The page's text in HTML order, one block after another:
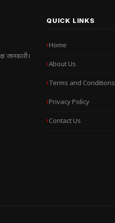
जानकारी।
QUICK LINKS
Home
About Us
Terms and Conditions
Privacy Policy
Contact Us